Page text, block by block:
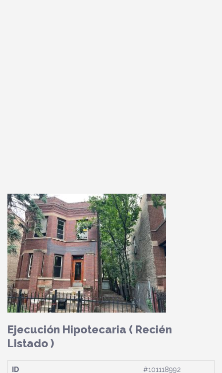
Ejecución Hipotecaria ( Recién
Listado )
ID #101118992